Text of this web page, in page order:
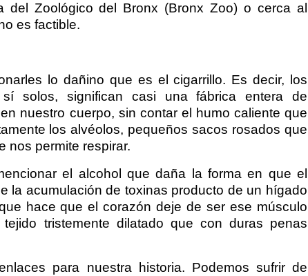
del Zoológico del Bronx (Bronx Zoo) o cerca al
es factible.
lo dañino que es el cigarrillo. Es decir, los
solos, significan casi una fábrica entera de
nuestro cuerpo, sin contar el humo caliente que
los alvéolos, pequeños sacos rosados que
nos permite respirar.
el alcohol que daña la forma en que el
la acumulación de toxinas producto de un hígado
hace que el corazón deje de ser ese músculo
tristemente dilatado que con duras penas
para nuestra historia. Podemos sufrir de